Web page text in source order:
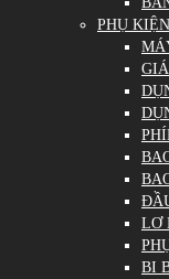
PHỤ
LƠ
BI